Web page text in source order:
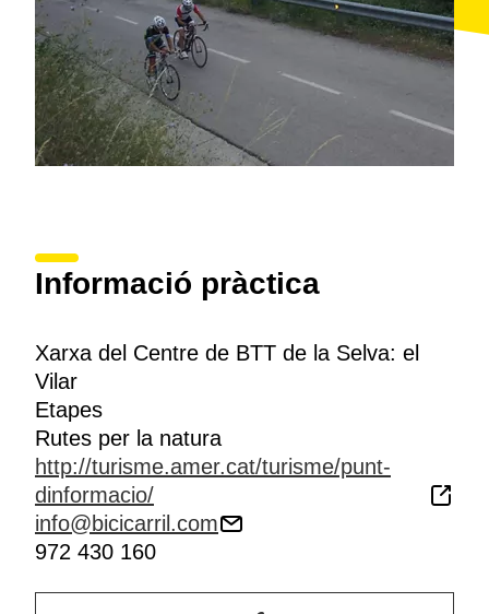
Informació pràctica
Xarxa del Centre de BTT de la Selva: el
Vilar
Etapes
Rutes per la natura
http://turisme.amer.cat/turisme/punt-
dinformacio/
info@bicicarril.com
972 430 160